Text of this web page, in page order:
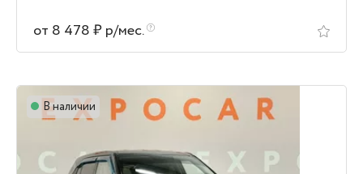
от 8 478 ₽ р/мес.
В наличии